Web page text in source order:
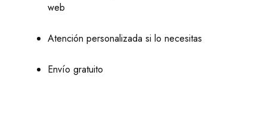
web
Atención personalizada si lo necesitas
Envío gratuito